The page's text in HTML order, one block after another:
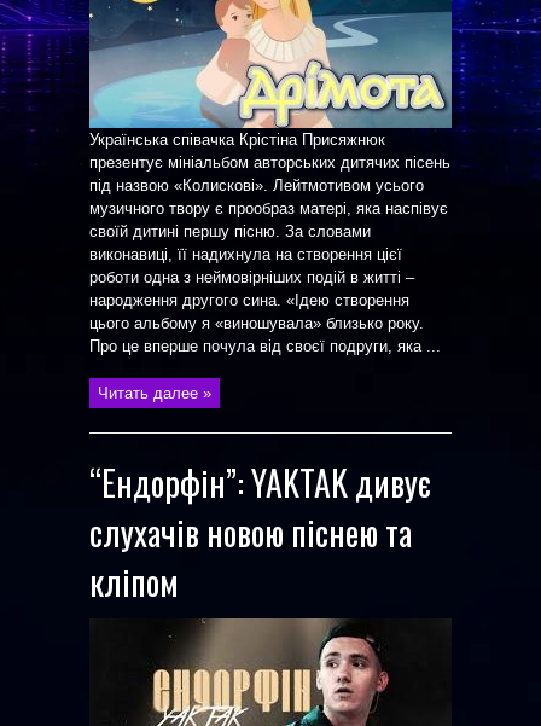
Українська співачка Крістіна Присяжнюк
презентує мініальбом авторських дитячих пісень
під назвою «Колискові». Лейтмотивом усього
музичного твору є прообраз матері, яка наспівує
своїй дитині першу пісню. За словами
виконавиці, її надихнула на створення цієї
роботи одна з неймовірніших подій в житті –
народження другого сина. «Ідею створення
цього альбому я «виношувала» близько року.
Про це вперше почула від своєї подруги, яка ...
Читать далее »
“Ендорфін”: YAKTAK дивує
слухачів новою піснею та
кліпом